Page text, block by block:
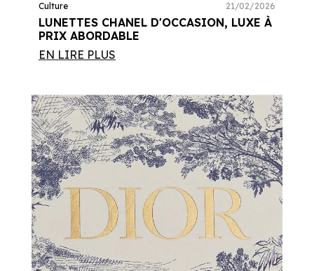
LUNETTES CHANEL D'OCCASION, LUXE À
PRIX ABORDABLE
Culture 21/02/2026
EN LIRE PLUS